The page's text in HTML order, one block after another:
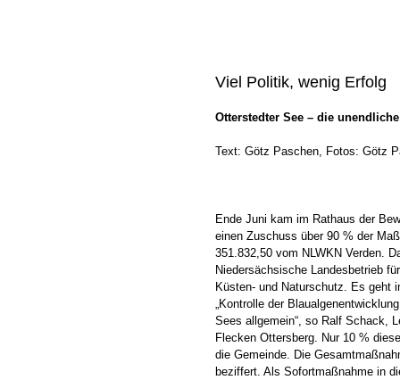
Viel Politik, wenig Erfolg
Otterstedter See – die
Text: Götz Paschen, Fotos: Götz
Ende Juni kam im Rathaus der
einen Zuschuss über 90 % der
351.832,50 vom NLWKN Verden.
Niedersächsische Landesbetrieb
Küsten- und Naturschutz. Es geht
„Kontrolle der
Sees allgemein“, so Ralf Schack,
Flecken Ottersberg. Nur 10 %
die Gemeinde. Die
beziffert. Als Sofortmaßnahme in